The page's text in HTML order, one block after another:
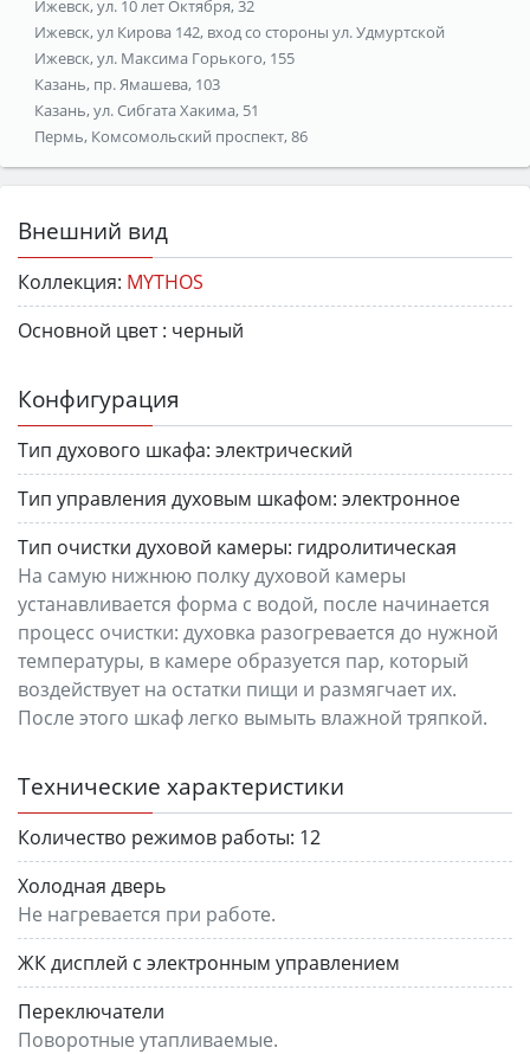
Ижевск, ул. 10 лет Октября, 32
Ижевск, ул Кирова 142, вход со стороны ул. Удмуртской
Ижевск, ул. Максима Горького, 155
Казань, пр. Ямашева, 103
Казань, ул. Сибгата Хакима, 51
Пермь, Комсомольский проспект, 86
Внешний вид
Коллекция: MYTHOS
Основной цвет : черный
Конфигурация
Тип духового шкафа: электрический
Тип управления духовым шкафом: электронное
Тип очистки духовой камеры: гидролитическая
На самую нижнюю полку духовой камеры
устанавливается форма с водой, после начинается
процесс очистки: духовка разогревается до нужной
температуры, в камере образуется пар, который
воздействует на остатки пищи и размягчает их.
После этого шкаф легко вымыть влажной тряпкой.
Технические характеристики
Количество режимов работы: 12
Холодная дверь
Не нагревается при работе.
ЖК дисплей с электронным управлением
Переключатели
Поворотные утапливаемые.